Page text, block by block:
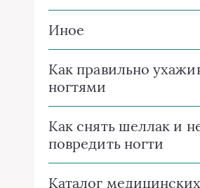
Иное
Как правильно
ногтями
Как снять шеллак и
повредить ногти
Каталог